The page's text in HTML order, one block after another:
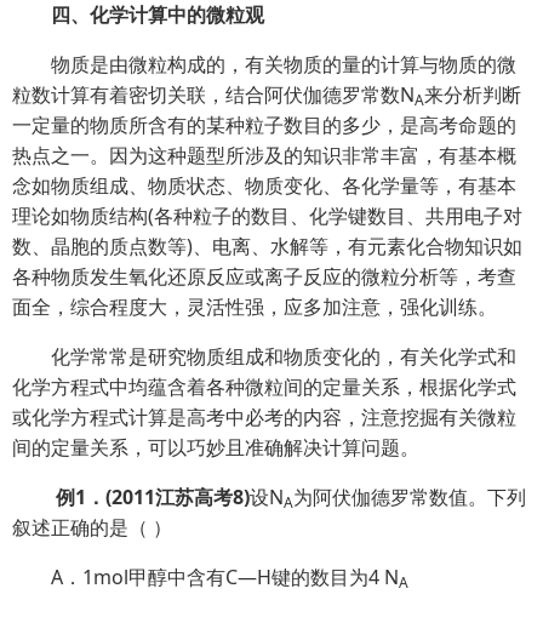
四、化学计算中的微粒观
物质是由微粒构成的，有关物质的量的计算与物质的微
粒数计算有着密切关联，结合阿伏伽德罗常数NA来分析判断
一定量的物质所含有的某种粒子数目的多少，是高考命题的
热点之一。因为这种题型所涉及的知识非常丰富，有基本概
念如物质组成、物质状态、物质变化、各化学量等，有基本
理论如物质结构(各种粒子的数目、化学键数目、共用电子对
数、晶胞的质点数等)、电离、水解等，有元素化合物知识如
各种物质发生氧化还原反应或离子反应的微粒分析等，考查
面全，综合程度大，灵活性强，应多加注意，强化训练。
化学常常是研究物质组成和物质变化的，有关化学式和
化学方程式中均蕴含着各种微粒间的定量关系，根据化学式
或化学方程式计算是高考中必考的内容，注意挖掘有关微粒
间的定量关系，可以巧妙且准确解决计算问题。
例1 ． (2011江苏高考8)设NA为阿伏伽德罗常数值。下列
叙述正确的是（ ）
A．1mol甲醇中含有C—H键的数目为4 NA